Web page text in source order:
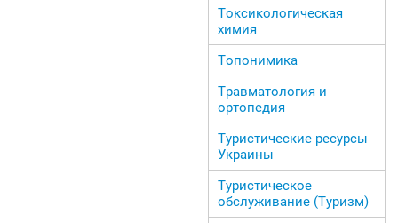
Токсикологическая
химия
Топонимика
Травматология и
ортопедия
Туристические ресурсы
Украины
Туристическое
обслуживание (Туризм)